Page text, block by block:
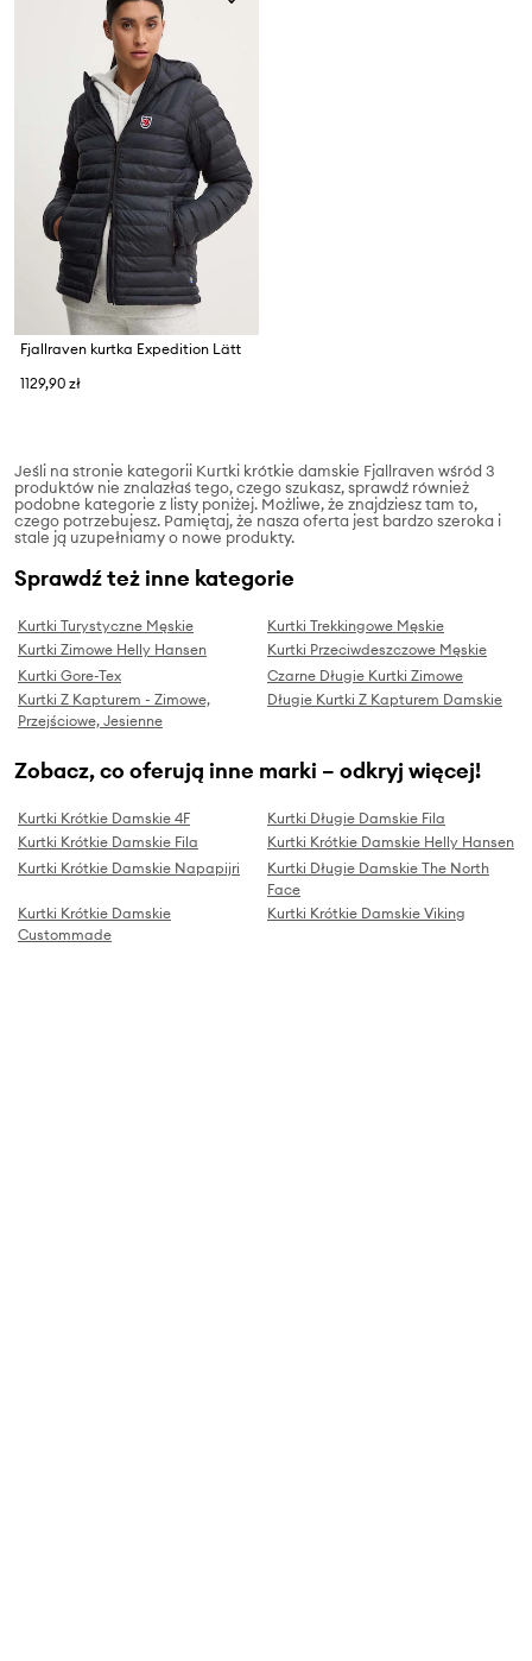
Fjallraven kurtka Expedition Lätt
1129,90 zł
Jeśli na stronie kategorii Kurtki krótkie damskie Fjallraven wśród 3
produktów nie znalazłaś tego, czego szukasz, sprawdź również
podobne kategorie z listy poniżej. Możliwe, że znajdziesz tam to,
czego potrzebujesz. Pamiętaj, że nasza oferta jest bardzo szeroka i
stale ją uzupełniamy o nowe produkty.
Sprawdź też inne kategorie
Kurtki Turystyczne Męskie
Kurtki Trekkingowe Męskie
Kurtki Zimowe Helly Hansen
Kurtki Przeciwdeszczowe Męskie
Kurtki Gore-Tex
Czarne Długie Kurtki Zimowe
Kurtki Z Kapturem - Zimowe,
Przejściowe, Jesienne
Długie Kurtki Z Kapturem Damskie
Zobacz, co oferują inne marki – odkryj więcej!
Kurtki Krótkie Damskie 4F
Kurtki Długie Damskie Fila
Kurtki Krótkie Damskie Fila
Kurtki Krótkie Damskie Helly Hansen
Kurtki Krótkie Damskie Napapijri
Kurtki Długie Damskie The North
Face
Kurtki Krótkie Damskie
Custommade
Kurtki Krótkie Damskie Viking